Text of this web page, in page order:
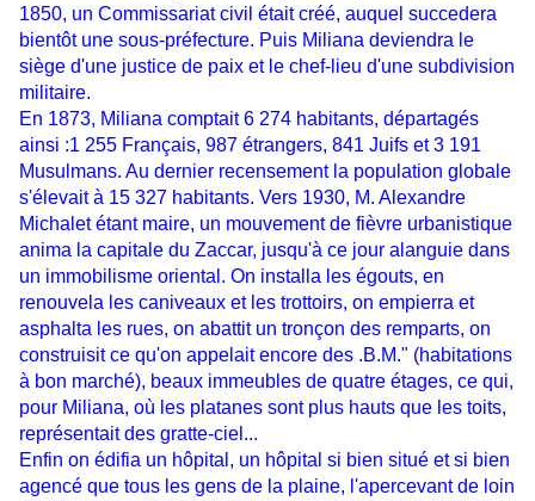
1850, un Commissariat civil était créé, auquel succedera
bientôt une sous-préfecture. Puis Miliana deviendra le
siège d'une justice de paix et le chef-lieu d'une subdivision
militaire.
En 1873, Miliana comptait 6 274 habitants, départagés
ainsi :1 255 Français, 987 étrangers, 841 Juifs et 3 191
Musulmans. Au dernier recensement la population globale
s'élevait à 15 327 habitants. Vers 1930, M. Alexandre
Michalet étant maire, un mouvement de fièvre urbanistique
anima la capitale du Zaccar, jusqu'à ce jour alanguie dans
un immobilisme oriental. On installa les égouts, en
renouvela les caniveaux et les trottoirs, on empierra et
asphalta les rues, on abattit un tronçon des remparts, on
construisit ce qu'on appelait encore des .B.M." (habitations
à bon marché), beaux immeubles de quatre étages, ce qui,
pour Miliana, où les platanes sont plus hauts que les toits,
représentait des gratte-ciel...
Enfin on édifia un hôpital, un hôpital si bien situé et si bien
agencé que tous les gens de la plaine, l'apercevant de loin